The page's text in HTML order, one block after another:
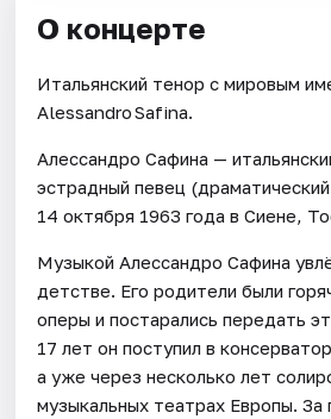
О концерте
Итальянский тенор с мировым
Alessandro Safina.
Алессандро Сафина —
эстрадный певец
14 октября 1963 года в Сиене,
Музыкой Алессандро Сафина
детстве. Его родители были
оперы и постарались передать
17 лет он поступил в
а уже через несколько лет
музыкальных театрах Европы. За